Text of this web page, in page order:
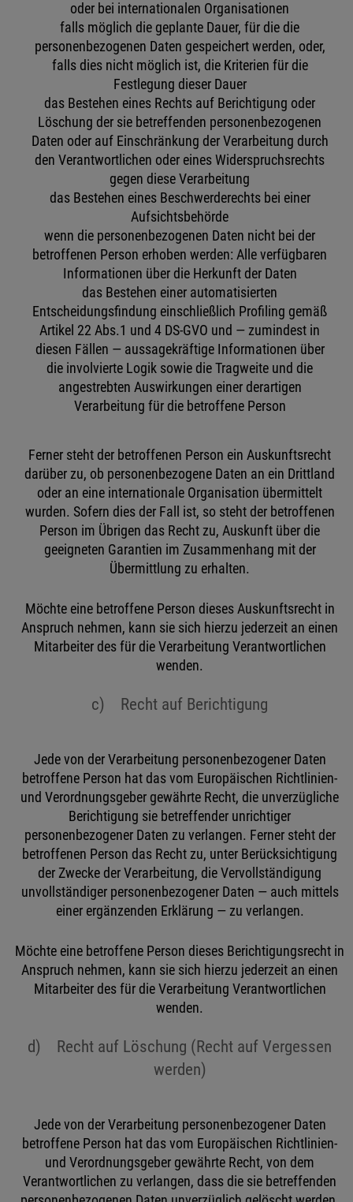
oder bei internationalen Organisationen
falls möglich die geplante Dauer, für die die
personenbezogenen Daten gespeichert werden, oder,
falls dies nicht möglich ist, die Kriterien für die
Festlegung dieser Dauer
das Bestehen eines Rechts auf Berichtigung oder
Löschung der sie betreffenden personenbezogenen
Daten oder auf Einschränkung der Verarbeitung durch
den Verantwortlichen oder eines Widerspruchsrechts
gegen diese Verarbeitung
das Bestehen eines Beschwerderechts bei einer
Aufsichtsbehörde
wenn die personenbezogenen Daten nicht bei der
betroffenen Person erhoben werden: Alle verfügbaren
Informationen über die Herkunft der Daten
das Bestehen einer automatisierten
Entscheidungsfindung einschließlich Profiling gemäß
Artikel 22 Abs.1 und 4 DS-GVO und — zumindest in
diesen Fällen — aussagekräftige Informationen über
die involvierte Logik sowie die Tragweite und die
angestrebten Auswirkungen einer derartigen
Verarbeitung für die betroffene Person
Ferner steht der betroffenen Person ein Auskunftsrecht
darüber zu, ob personenbezogene Daten an ein Drittland
oder an eine internationale Organisation übermittelt
wurden. Sofern dies der Fall ist, so steht der betroffenen
Person im Übrigen das Recht zu, Auskunft über die
geeigneten Garantien im Zusammenhang mit der
Übermittlung zu erhalten.
Möchte eine betroffene Person dieses Auskunftsrecht in
Anspruch nehmen, kann sie sich hierzu jederzeit an einen
Mitarbeiter des für die Verarbeitung Verantwortlichen
wenden.
c) Recht auf Berichtigung
Jede von der Verarbeitung personenbezogener Daten
betroffene Person hat das vom Europäischen Richtlinien-
und Verordnungsgeber gewährte Recht, die unverzügliche
Berichtigung sie betreffender unrichtiger
personenbezogener Daten zu verlangen. Ferner steht der
betroffenen Person das Recht zu, unter Berücksichtigung
der Zwecke der Verarbeitung, die Vervollständigung
unvollständiger personenbezogener Daten — auch mittels
einer ergänzenden Erklärung — zu verlangen.
Möchte eine betroffene Person dieses Berichtigungsrecht in
Anspruch nehmen, kann sie sich hierzu jederzeit an einen
Mitarbeiter des für die Verarbeitung Verantwortlichen
wenden.
d) Recht auf Löschung (Recht auf Vergessen
werden)
Jede von der Verarbeitung personenbezogener Daten
betroffene Person hat das vom Europäischen Richtlinien-
und Verordnungsgeber gewährte Recht, von dem
Verantwortlichen zu verlangen, dass die sie betreffenden